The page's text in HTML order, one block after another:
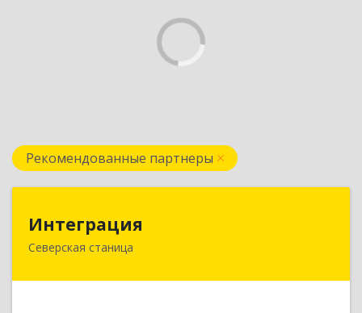
Рекомендованные партнеры
Интеграция
Северская станица
353240, Краснодарский край, Северская ст-ца,